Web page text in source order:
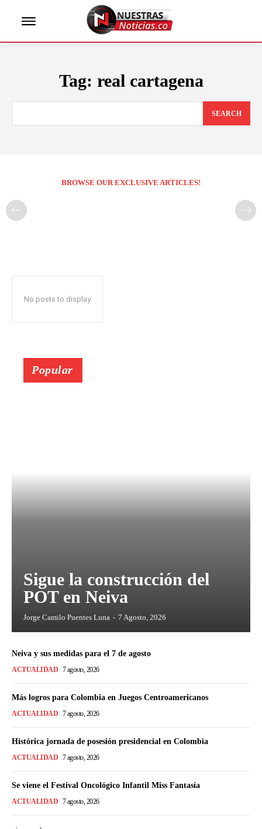
Tag: real cartagena
SEARCH
BROWSE OUR EXCLUSIVE ARTICLES!
No posts to display
Popular
Sigue la construcción del
POT en Neiva
Jorge Camilo Puentes Luna - 7 Agosto, 2026
Neiva y sus medidas para el 7 de agosto
ACTUALIDAD 7 agosto, 2026
Más logros para Colombia en Juegos Centroamericanos
ACTUALIDAD 7 agosto, 2026
Histórica jornada de posesión presidencial en Colombia
ACTUALIDAD 7 agosto, 2026
Se viene el Festival Oncológico Infantil Miss Fantasía
ACTUALIDAD 7 agosto, 2026